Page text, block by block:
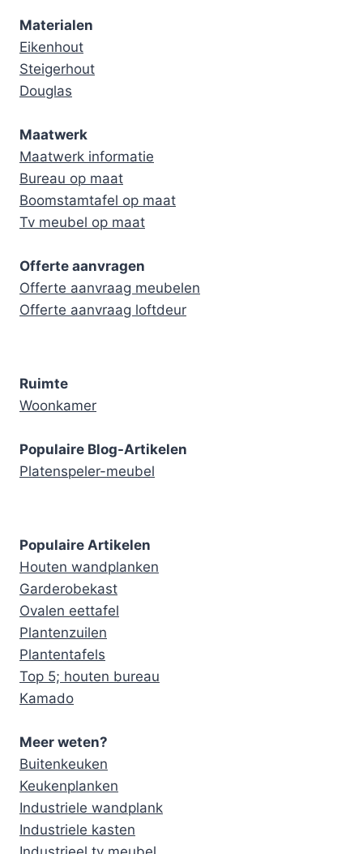
Materialen
Eikenhout
Steigerhout
Douglas
Maatwerk
Maatwerk informatie
Bureau op maat
Boomstamtafel op maat
Tv meubel op maat
Offerte aanvragen
Offerte aanvraag meubelen
Offerte aanvraag loftdeur
Ruimte
Woonkamer
Populaire Blog-Artikelen
Platenspeler-meubel
Populaire Artikelen
Houten wandplanken
Garderobekast
Ovalen eettafel
Plantenzuilen
Plantentafels
Top 5; houten bureau
Kamado
Meer weten?
Buitenkeuken
Keukenplanken
Industriele wandplank
Industriele kasten